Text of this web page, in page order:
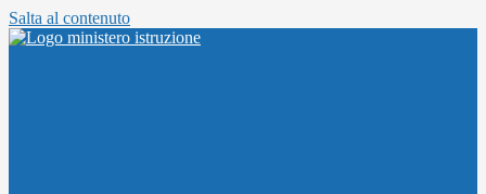
Salta al contenuto